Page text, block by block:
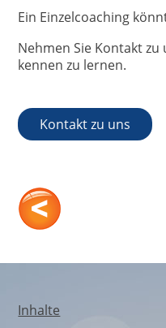
Ein Einzelcoaching
Nehmen Sie Kontakt
kennen zu lernen.
Kontakt zu uns
Inhalte